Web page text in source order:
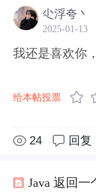
尐浮夸丶
2025-01-13
我还是喜欢你
给本帖投票
24 回复
Java 返回一